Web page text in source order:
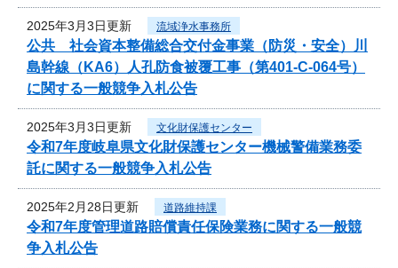
2025年3月3日更新 流域浄水事務所
公共 社会資本整備総合交付金事業（防災・安全）川
島幹線（KA6）人孔防食被覆工事（第401-C-064号）
に関する一般競争入札公告
2025年3月3日更新 文化財保護センター
令和7年度岐阜県文化財保護センター機械警備業務委
託に関する一般競争入札公告
2025年2月28日更新 道路維持課
令和7年度管理道路賠償責任保険業務に関する一般競
争入札公告